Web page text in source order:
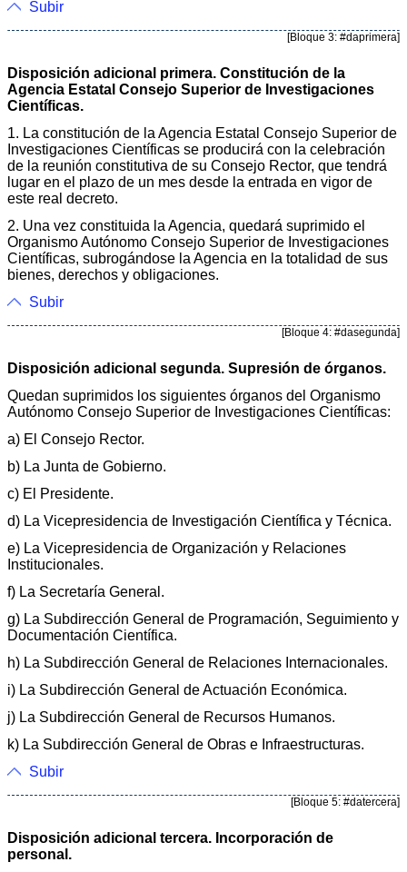
Subir
[Bloque 3: #daprimera]
Disposición adicional primera. Constitución de la
Agencia Estatal Consejo Superior de Investigaciones
Científicas.
1. La constitución de la Agencia Estatal Consejo Superior de
Investigaciones Científicas se producirá con la celebración
de la reunión constitutiva de su Consejo Rector, que tendrá
lugar en el plazo de un mes desde la entrada en vigor de
este real decreto.
2. Una vez constituida la Agencia, quedará suprimido el
Organismo Autónomo Consejo Superior de Investigaciones
Científicas, subrogándose la Agencia en la totalidad de sus
bienes, derechos y obligaciones.
Subir
[Bloque 4: #dasegunda]
Disposición adicional segunda. Supresión de órganos.
Quedan suprimidos los siguientes órganos del Organismo
Autónomo Consejo Superior de Investigaciones Científicas:
a) El Consejo Rector.
b) La Junta de Gobierno.
c) El Presidente.
d) La Vicepresidencia de Investigación Científica y Técnica.
e) La Vicepresidencia de Organización y Relaciones
Institucionales.
f) La Secretaría General.
g) La Subdirección General de Programación, Seguimiento y
Documentación Científica.
h) La Subdirección General de Relaciones Internacionales.
i) La Subdirección General de Actuación Económica.
j) La Subdirección General de Recursos Humanos.
k) La Subdirección General de Obras e Infraestructuras.
Subir
[Bloque 5: #datercera]
Disposición adicional tercera. Incorporación de
personal.